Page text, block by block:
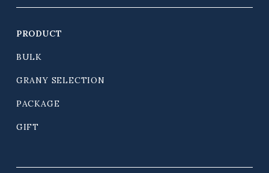
PRODUCT
BULK
GRANY SELECTION
PACKAGE
GIFT